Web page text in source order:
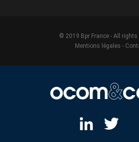
© 2019 Bpr France - All rights
Mentions légales -